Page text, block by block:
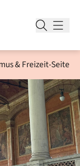
& Freizeit-Seite